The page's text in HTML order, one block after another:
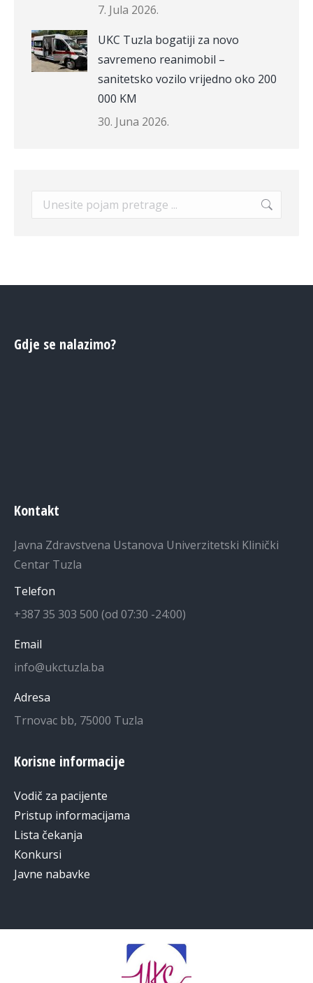
7. Jula 2026.
UKC Tuzla bogatiji za novo
savremeno reanimobil –
sanitetsko vozilo vrijedno oko 200
000 KM
30. Juna 2026.
Search:
Gdje se nalazimo?
Kontakt
Javna Zdravstvena Ustanova Univerzitetski Klinički
Centar Tuzla
Telefon
+387 35 303 500 (od 07:30 -24:00)
Email
info@ukctuzla.ba
Adresa
Trnovac bb, 75000 Tuzla
Korisne informacije
Vodič za pacijente
Pristup informacijama
Lista čekanja
Konkursi
Javne nabavke